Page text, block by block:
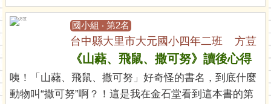
國小組 ‧ 第2名
台中縣大里市大元國小四年二班 方荳
《山藸、飛鼠、撒可努》讀後心得
咦！「山藸、飛鼠、撒可努」好奇怪的書名，到底什麼
動物叫“撒可努”啊？！這是我在金石堂看到這本書的第